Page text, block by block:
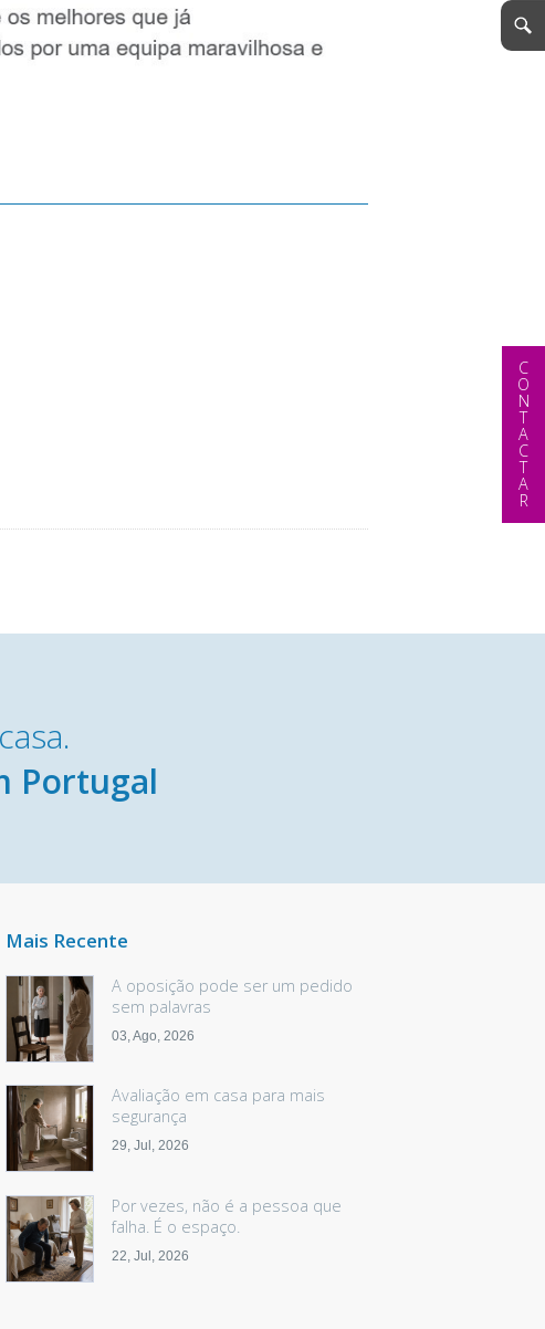
Portugal
Mais Recente
A oposição pode ser um pedido
sem palavras
03, Ago, 2026
Avaliação em casa para mais
segurança
29, Jul, 2026
Por vezes, não é a pessoa que
falha. É o espaço.
22, Jul, 2026
CONTACTAR